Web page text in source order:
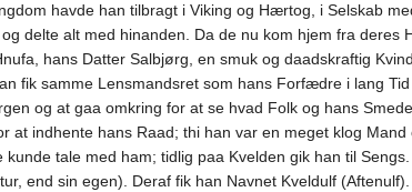
havde han tilbragt i Viking og Hærtog, i Selskab
delte alt med hinanden. Da de nu kom hjem fra
hans Datter Salbjørg, en smuk og daadskraftig
fik samme Lensmandsret som hans Forfædre i lang
og at gaa omkring for at se hvad Folk og hans
at indhente hans Raad; thi han var en meget klog
tale med ham; tidlig paa Kvelden gik han til
end sin egen). Deraf fik han Navnet Kveldulf